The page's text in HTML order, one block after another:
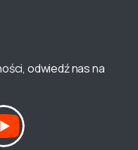
odwiedź nas na